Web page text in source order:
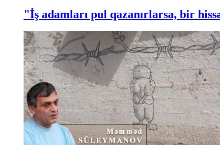
"İş adamları pul qazanırlarsa, bir